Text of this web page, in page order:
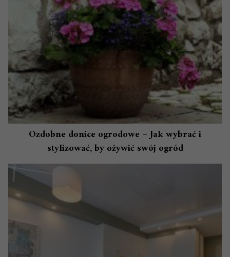
Ozdobne donice ogrodowe – Jak wybrać i
stylizować, by ożywić swój ogród